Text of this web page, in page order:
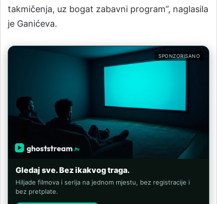
takmičenja, uz bogat zabavni program”, naglasila
je Ganićeva.
SPONZORISANO
Gledaj sve. Bez ikakvog traga.
Hiljade filmova i serija na jednom mjestu, bez registracije i
bez pretplate.